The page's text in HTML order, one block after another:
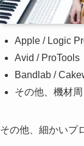
Apple / Logic
Avid / ProTools
Bandlab /
その他、機材
その他、細かいプ